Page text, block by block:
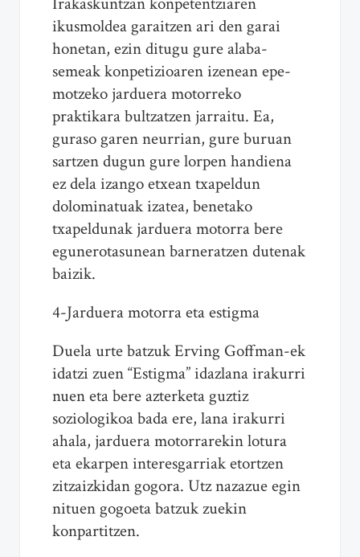
ikusmoldea garaitzen ari den garai
honetan, ezin ditugu gure alaba-
semeak konpetizioaren izenean epe-
motzeko jarduera motorreko
praktikara bultzatzen jarraitu. Ea,
guraso garen neurrian, gure buruan
sartzen dugun gure lorpen handiena
ez dela izango etxean txapeldun
dolominatuak izatea, benetako
txapeldunak jarduera motorra bere
egunerotasunean barneratzen dutenak
baizik.
4-Jarduera motorra eta estigma
Duela urte batzuk Erving Goffman-ek
idatzi zuen “Estigma” idazlana irakurri
nuen eta bere azterketa guztiz
soziologikoa bada ere, lana irakurri
ahala, jarduera motorrarekin lotura
eta ekarpen interesgarriak etortzen
zitzaizkidan gogora. Utz nazazue egin
nituen gogoeta batzuk zuekin
konpartitzen.